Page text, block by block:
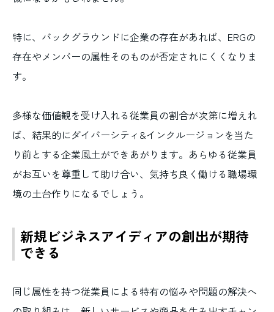
特に、バックグラウンドに企業の存在があれば、ERGの
存在やメンバーの属性そのものが否定されにくくなりま
す。
多様な価値観を受け入れる従業員の割合が次第に増えれ
ば、結果的にダイバーシティ&インクルージョンを当た
り前とする企業風土ができあがります。あらゆる従業員
がお互いを尊重して助け合い、気持ち良く働ける職場環
境の土台作りになるでしょう。
新規ビジネスアイディアの創出が期待
できる
同じ属性を持つ従業員による特有の悩みや問題の解決へ